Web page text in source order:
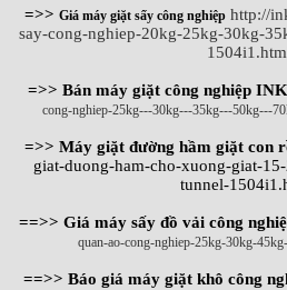
=>> Giá máy giặt sấy công nghiệp http://
say-cong-nghiep-20kg-25kg-30kg-
=>> Bán máy giặt công nghiệp
cong-nghiep-25kg---30kg---35kg---50kg---
=>> Máy giặt đường hầm giặt con
giat-duong-ham-cho-xuong-giat-
tunnel-
==>> Giá máy sấy đồ vải công
quan-ao-cong-nghiep-25kg-30kg-
==>> Báo giá máy giặt khô công